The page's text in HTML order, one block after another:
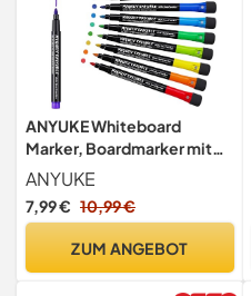
ANYUKE Whiteboard
Marker, Boardmarker mit
Schwamm Magnete, Dry
Erase Marker für
Magnettafel Flipchart &
Abwischbare Stifte Lehrer
ANYUKE
7,99 € 10,99 €
ZUM ANGEBOT